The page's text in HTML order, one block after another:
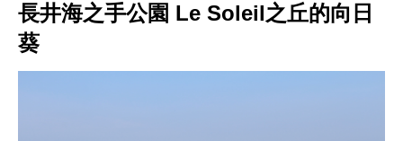
長井海之手公園 Le Soleil之丘的向日
葵